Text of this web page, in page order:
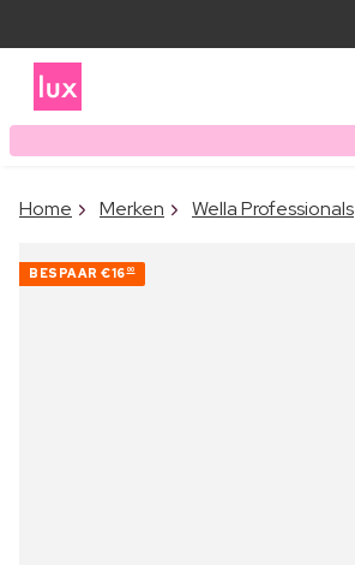
Home Merken Wella Professionals
BESPAAR €16 00